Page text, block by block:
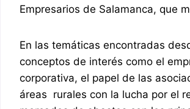
Empresarios de Salamanca, que
En las temáticas encontradas
conceptos de interés como el
corporativa, el papel de las
áreas rurales con la lucha por el